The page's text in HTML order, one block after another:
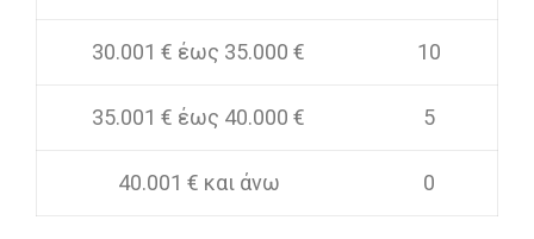
30.001 € έως 35.000 € 10
35.001 € έως 40.000 € 5
40.001 € και άνω 0